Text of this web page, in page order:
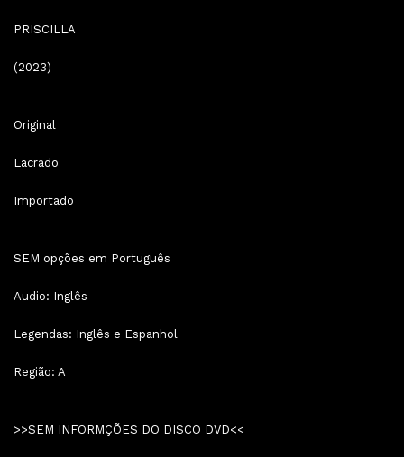
PRISCILLA
(2023)
Original
Lacrado
Importado
SEM opções em Português
Audio: Inglês
Legendas: Inglês e Espanhol
Região: A
>>SEM INFORMÇÕES DO DISCO DVD<<